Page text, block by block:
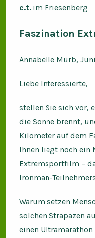
c.t. im Friesenberg
Faszination
Annabelle Mürb,
Liebe Interessierte,
stellen Sie sich vor,
die Sonne brennt,
Kilometer auf dem
Ihnen liegt noch ein
Extremsportfilm –
Ironman-
Warum setzen
solchen Strapazen
einen